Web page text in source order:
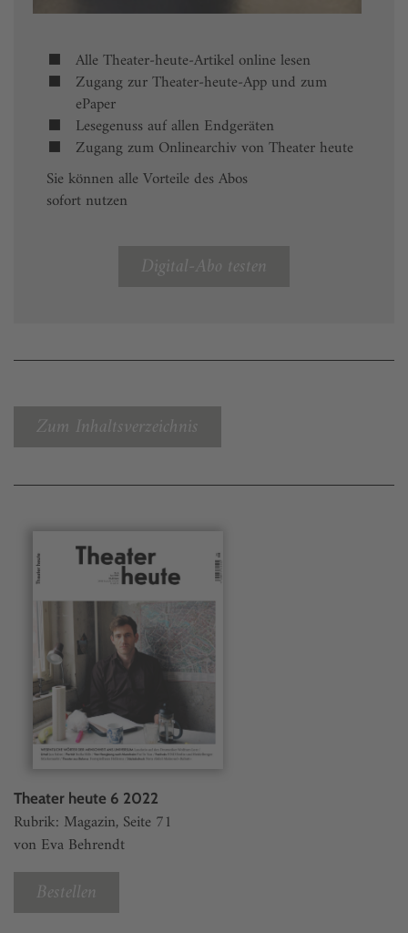
Alle Theater-heute-Artikel online lesen
Zugang zur Theater-heute-App und zum
ePaper
Lesegenuss auf allen Endgeräten
Zugang zum Onlinearchiv von Theater heute
Sie können alle Vorteile des Abos
sofort nutzen
Digital-Abo testen
Zum Inhaltsverzeichnis
Theater heute 6 2022
Rubrik: Magazin, Seite 71
von Eva Behrendt
Bestellen